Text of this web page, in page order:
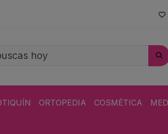
ORTOPEDIA COSMÉTICA